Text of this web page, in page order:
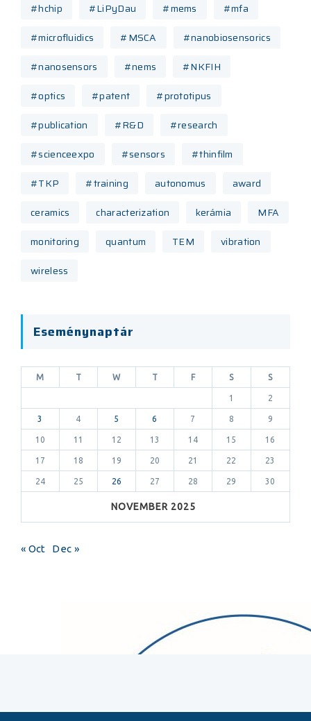
#hchip
#LiPyDau #mems
#mfa
#microfluidics
#MSCA
#nanobiosensorics
#nanosensors
#nems
#NKFIH
#optics
#patent
#prototipus
#publication
#R&D
#research
#scienceexpo
#sensors
#thinfilm
#TKP
#training autonomus
award
ceramics
characterization kerámia
MFA
monitoring
quantum TEM
vibration
wireless
Eseménynaptár
NOVEMBER 2025
M T W T F S S
1 2
3 4 5 6 7 8 9
10 11 12 13 14 15 16
17 18 19 20 21 22 23
24 25 26 27 28 29 30
« Oct Dec »